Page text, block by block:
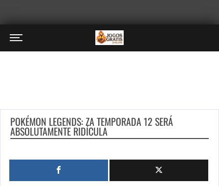
POKÉMON LEGENDS: ZA TEMPORADA 12 SERÁ
ABSOLUTAMENTE RIDÍCULA